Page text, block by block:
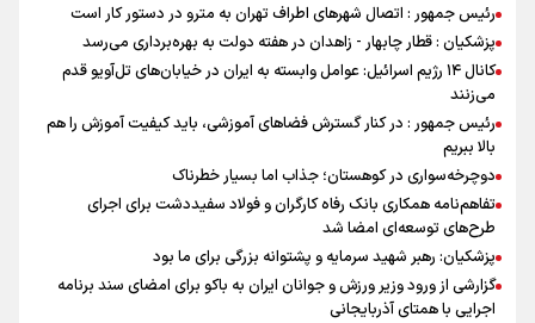
رئیس جمهور : اتصال شهرهای اطراف تهران به مترو در دستور کار است
پزشکیان : قطار چابهار - زاهدان در هفته دولت به بهره‌برداری می‌رسد
کانال ۱۴ رژیم اسرائیل: عوامل وابسته به ایران در خیابان‌های تل‌آویو قدم
می‌زنند
رئیس جمهور : در کنار گسترش فضاهای آموزشی، باید کیفیت آموزش را هم
بالا ببریم
دوچرخه‌سواری در کوهستان؛ جذاب اما بسیار خطرناک
تفاهم‌نامه همکاری بانک رفاه کارگران و فولاد سفیددشت برای اجرای
طرح‌های توسعه‌ای امضا شد
پزشکیان: رهبر شهید سرمایه و پشتوانه بزرگی برای ما بود
گزارشی از ورود وزیر ورزش و جوانان ایران به باکو برای امضای سند برنامه
اجرایی با همتای آذربایجانی